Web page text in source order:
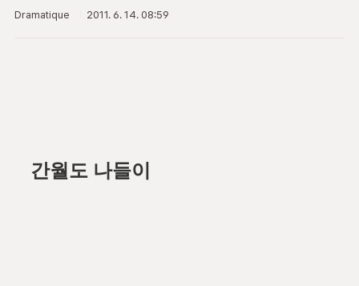
Dramatique 2011. 6. 14. 08:59
간월도 나들이